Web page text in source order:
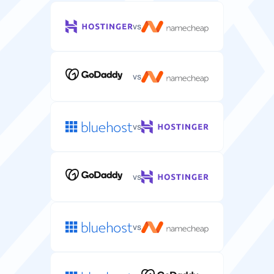
GB
Système d'exploitation serveur (Linux/Windows) pour
votre environnement d'hébergement.
meilleure sécurité et un meilleur contrôle.
vs
vs
vs
vs
vs